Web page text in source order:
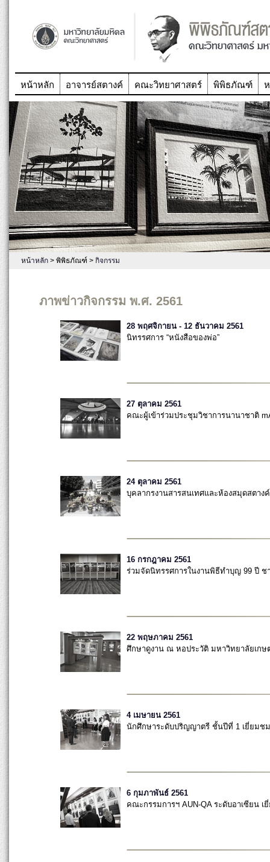
หน้าหลัก อาจารย์สตางค์ คณะวิทยาศาสตร์ พิพิธภัณฑ์
หน้าหลัก > พิพิธภัณฑ์ > กิจกรรม
ภาพข่าวกิจกรรม พ.ศ. 2561
28 พฤศจิกายน - 12 ธันวาคม 2561
นิทรรศการ “หนังสือของพ่อ”
27 ตุลาคม 2561
คณะผู้เข้าร่วมประชุมวิชาการนานาชาติ
24 ตุลาคม 2561
บุคลากรงานสารสนเทศและห้องสมุดสตา
16 กรกฎาคม 2561
ร่วมจัดนิทรรศการในงานพิธีทำบุญ 99 ปี ช
22 พฤษภาคม 2561
ศึกษาดูงาน ณ หอประวัติ มหาวิทยาลัยเกษ
4 เมษายน 2561
นักศึกษาระดับปริญญาตรี ชั้นปีที่ 1 เยี่ยม
6 กุมภาพันธ์ 2561
คณะกรรมการฯ AUN-QA ระดับอาเซียน